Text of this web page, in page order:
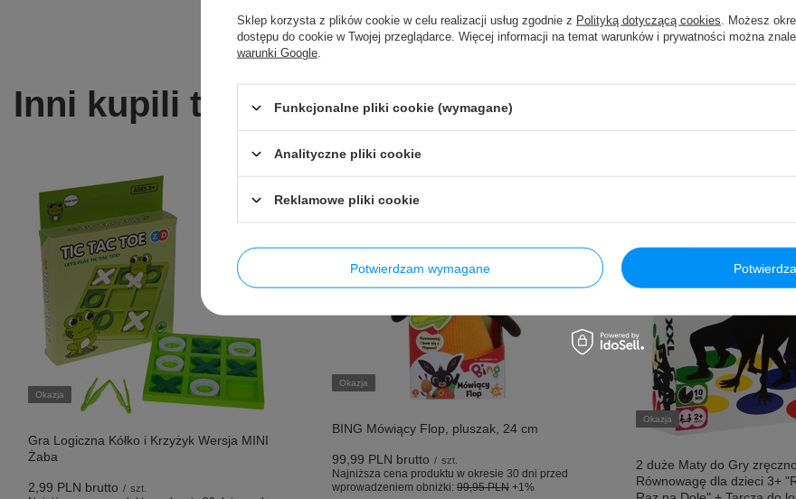
Inni kupili także ...
Okazja
Gra Logiczna Kółko i Krzyżyk Wersja MINI
Żaba
2,99 PLN brutto / szt.
Okazja
BING Mówiący Flop, pluszak, 24 cm
99,99 PLN brutto / szt.
Najniższa cena produktu w okresie 30 dni przed
wprowadzeniem obniżki: 99,95 PLN +1%
Okazja
2 duże Maty do Gry
Równowagę dla dzieci 3+
Sklep korzysta z plików cookie w celu realizacji usług zgodnie z Polityką dotyczącą cookies . Możesz
dostępu do cookie w Twojej przeglądarce. Więcej informacji na temat warunków i prywatności można
warunki Google
Funkcjonalne pliki cookie (wymagane)
Analityczne pliki cookie
Reklamowe pliki cookie
Potwierdzam wymagane